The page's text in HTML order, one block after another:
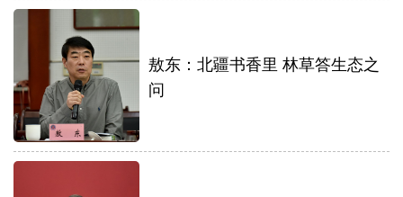
敖东：北疆书香里 林草答生态之
问